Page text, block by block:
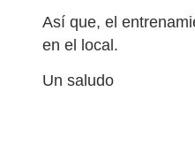
Así que, el
en el local.
Un saludo